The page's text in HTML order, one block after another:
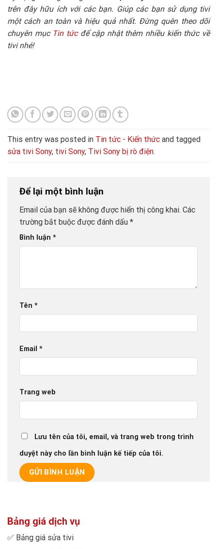
trên đây hữu ích với các bạn. Giúp các bạn sử dụng tivi
một cách an toàn và hiệu quả nhất. Đừng quên theo dõi
chuyên mục Tin tứcđể cập nhật thêm nhiều kiến thức về
tivi nhé!
This entry was posted in Tin tức - Kiến thức and tagged
sửa tivi Sony, tivi Sony, Tivi Sony bị rò điện.
Để lại một bình luận
Email của bạn sẽ không được hiển thị công khai. Các
trường bắt buộc được đánh dấu *
Bình luận *
Tên *
Email *
Trang web
Lưu tên của tôi, email, và trang web trong trình
duyệt này cho lần bình luận kế tiếp của tôi.
Bảng giá dịch vụ
✅ Bảng giá sửa tivi